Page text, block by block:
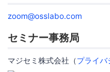
zoom@osslabo.com
セミナー事務局
マジセミ株式会社（プライバ